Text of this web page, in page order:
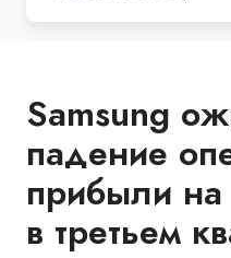
Samsung
падение
прибыли
в третьем